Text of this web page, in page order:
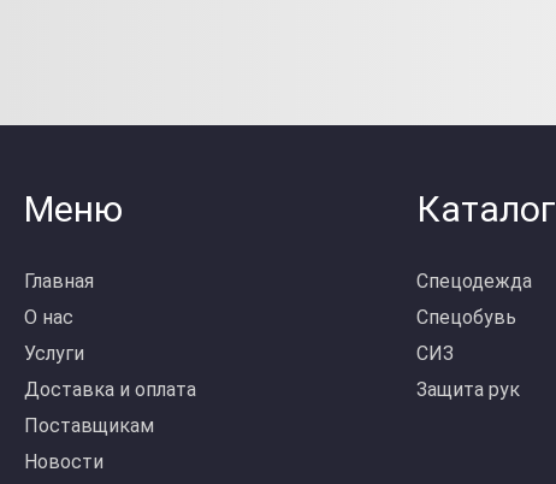
Меню
Главная
О нас
Услуги
Доставка и оплата
Поставщикам
Новости
Каталог
Спецодежда
Спецобувь
СИЗ
Защита рук